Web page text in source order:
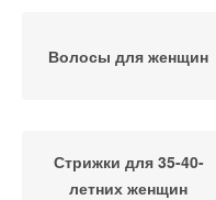
Волосы для женщин
Стрижки для 35-40-
летних женщин